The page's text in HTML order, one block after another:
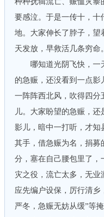
要感泣。于是一传十，十
地。大家伸长了脖子，望
天发放，早救活几条穷命。
哪知道光阴飞快，一
的急赈，还没看到一点影
一阵阵西北风，吹得四分
儿。大家盼望的急赈，
影儿，暗中一打听，才知
其手，借急赈为名，捐募
分，塞在自己腰包里了，
灾之役，流亡太多，无业
应先编户设保，厉行清乡
严冬，急赈无妨从缓”等掩